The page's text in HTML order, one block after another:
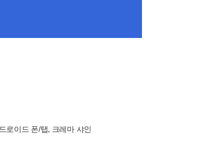
로이드 폰/탭, 크레마 샤인